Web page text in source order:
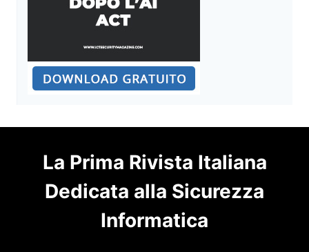
La Prima Rivista Italiana
Dedicata alla Sicurezza
Informatica